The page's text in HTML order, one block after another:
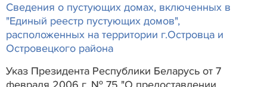
Сведения о пустующих домах, включенных в
"Единый реестр пустующих домов",
расположенных на территории г.Островца и
Островецкого района
Указ Президента Республики Беларусь от 7
февраля 2006 г. № 75 "О предоставлении